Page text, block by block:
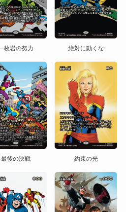
枚岩の努力 絶対に動くな
最後の決戦 約束の光